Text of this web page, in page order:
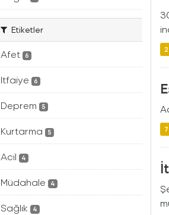
Etiketler
Afet 6
Itfaiye 6
Deprem 5
Kurtarma 5
Acil 4
Müdahale 4
Sağlık 4